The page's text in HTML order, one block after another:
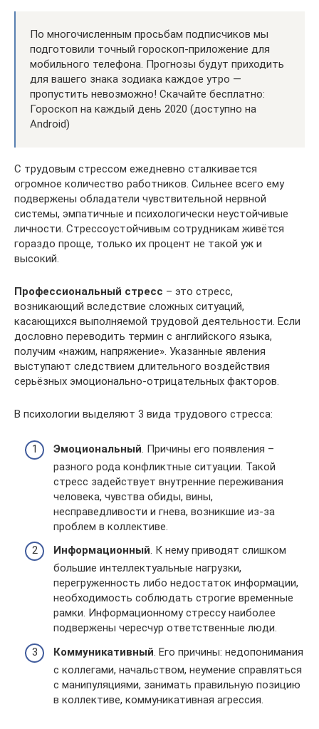
По многочисленным просьбам подписчиков мы
подготовили точный гороскоп-приложение для
мобильного телефона. Прогнозы будут приходить
для вашего знака зодиака каждое утро —
пропустить невозможно! Скачайте бесплатно:
Гороскоп на каждый день 2020 (доступно на
Android)
С трудовым стрессом ежедневно сталкивается
огромное количество работников. Сильнее всего ему
подвержены обладатели чувствительной нервной
системы, эмпатичные и психологически неустойчивые
личности. Стрессоустойчивым сотрудникам живётся
гораздо проще, только их процент не такой уж и
высокий.
Профессиональный стресс – это стресс,
возникающий вследствие сложных ситуаций,
касающихся выполняемой трудовой деятельности. Если
дословно переводить термин с английского языка,
получим «нажим, напряжение». Указанные явления
выступают следствием длительного воздействия
серьёзных эмоционально-отрицательных факторов.
В психологии выделяют 3 вида трудового стресса:
Эмоциональный. Причины его появления –
разного рода конфликтные ситуации. Такой
стресс задействует внутренние переживания
человека, чувства обиды, вины,
несправедливости и гнева, возникшие из-за
проблем в коллективе.
Информационный. К нему приводят слишком
большие интеллектуальные нагрузки,
перегруженность либо недостаток информации,
необходимость соблюдать строгие временные
рамки. Информационному стрессу наиболее
подвержены чересчур ответственные люди.
Коммуникативный. Его причины: недопонимания
с коллегами, начальством, неумение справляться
с манипуляциями, занимать правильную позицию
в коллективе, коммуникативная агрессия.